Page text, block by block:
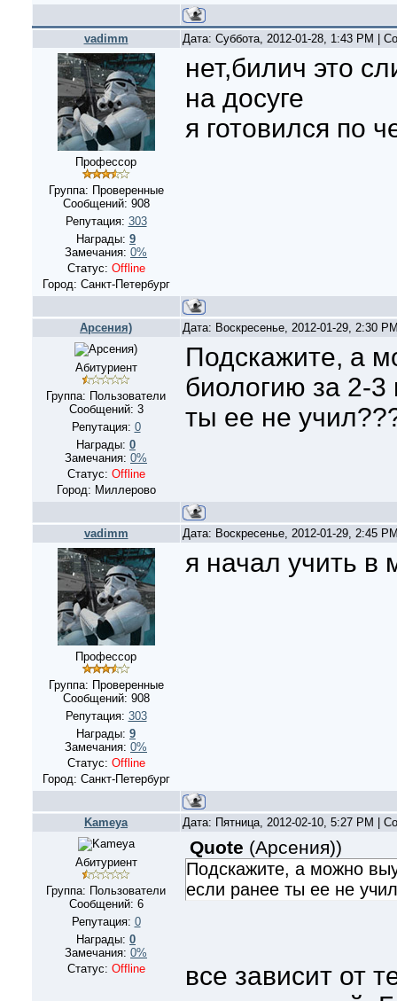
vadimm Дата: Суббота, 2012-01-28, 1:43 PM |
Профессор
Группа: Проверенные
Сообщений: 908
Репутация: 303
Награды: 9
Замечания: 0%
Статус: Offline
Город: Санкт-Петербург
нет,билич это
на досуге
я готовился по
Арсения) Дата: Воскресенье, 2012-01-29, 2:30
Абитуриент
Группа: Пользователи
Сообщений: 3
Репутация: 0
Награды: 0
Замечания: 0%
Статус: Offline
Город: Миллерово
Подскажите, а
биологию за 2-
ты ее не
vadimm Дата: Воскресенье, 2012-01-29, 2:45
Профессор
Группа: Проверенные
Сообщений: 908
Репутация: 303
Награды: 9
Замечания: 0%
Статус: Offline
Город: Санкт-Петербург
я начал учить в
Kameya Дата: Пятница, 2012-02-10, 5:27 PM |
Абитуриент
Группа: Пользователи
Сообщений: 6
Репутация: 0
Награды: 0
Замечания: 0%
Статус: Offline
Quote (Арсения))
Подскажите, а можно
если ранее ты ее не
все зависит от